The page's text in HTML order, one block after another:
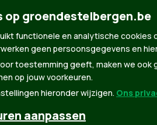
Groen 2026 | Gemaakt met
op groendestelbergen.be
functionele en analytische
geen persoonsgegevens en
toestemming geeft, maken we
op jouw voorkeuren.
hieronder wijzigen. Ons
aanpassen